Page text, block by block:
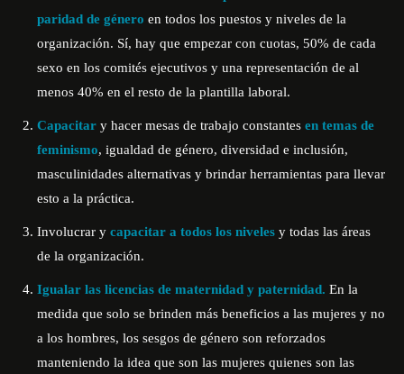
paridad de género en todos los puestos y niveles de la
organización. Sí, hay que empezar con cuotas, 50% de cada
sexo en los comités ejecutivos y una representación de al
menos 40% en el resto de la plantilla laboral.
Capacitar y hacer mesas de trabajo constantes en temas de
feminismo, igualdad de género, diversidad e inclusión,
masculinidades alternativas y brindar herramientas para llevar
esto a la práctica.
Involucrar y capacitar a todos los niveles y todas las áreas
de la organización.
Igualar las licencias de maternidad y paternidad. En la
medida que solo se brinden más beneficios a las mujeres y no
a los hombres, los sesgos de género son reforzados
manteniendo la idea que son las mujeres quienes son las